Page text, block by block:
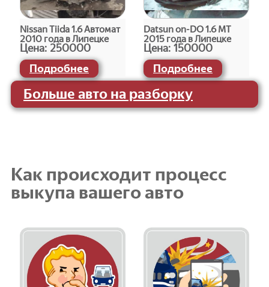
Nissan Tiida 1.6 Автомат
2010 года в Липецке
Цена: 250000
Подробнее
Datsun on-DO 1.6 МТ
2015 года в Липецке
Цена: 150000
Подробнее
Больше авто на разборку
Как происходит процесс
выкупа вашего авто